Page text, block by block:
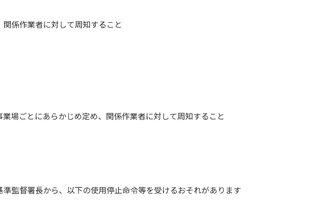
係作業者に対して周知すること
場ごとにあらかじめ定め、関係作業者に対して周知すること
監督署長から、以下の使用停止命令等を受けるおそれがあります